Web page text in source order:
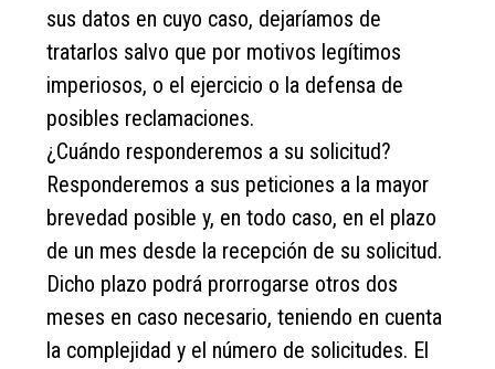
sus datos en cuyo caso, dejaríamos de
tratarlos salvo que por motivos legítimos
imperiosos, o el ejercicio o la defensa de
posibles reclamaciones.
¿Cuándo responderemos a su solicitud?
Responderemos a sus peticiones a la mayor
brevedad posible y, en todo caso, en el plazo
de un mes desde la recepción de su solicitud.
Dicho plazo podrá prorrogarse otros dos
meses en caso necesario, teniendo en cuenta
la complejidad y el número de solicitudes. El